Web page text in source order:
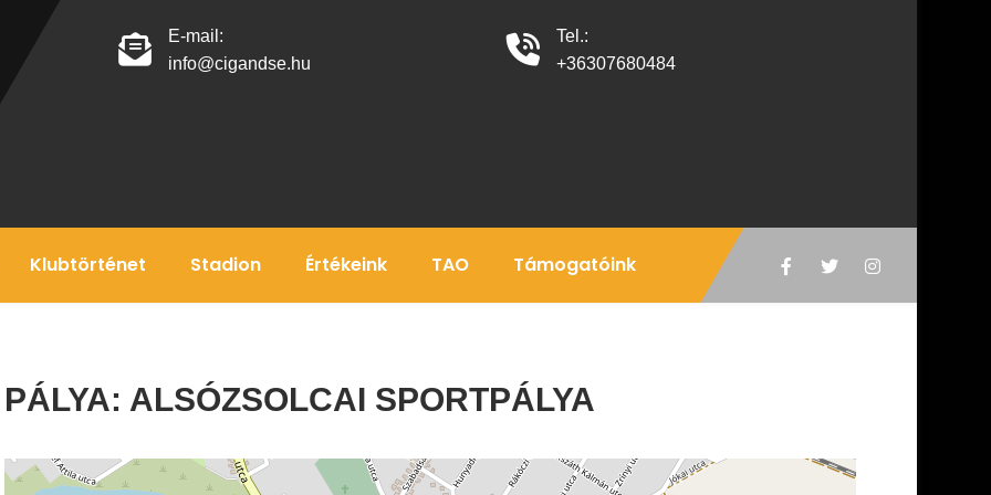
E-mail:
info@cigandse.hu
Tel.:
+36307680484
Klubtörténet Stadion Értékeink TAO Támogatóink
PÁLYA: ALSÓZSOLCAI SPORTPÁLYA